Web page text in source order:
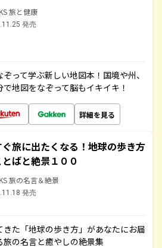
旅と健康
発売
って学ぶ新しい地図本！国境や州、
地図をなぞって脳もイキイキ！
詳細を見る
旅に出たくなる！地球の歩き方
ばと絶景１００
旅の名言＆絶景
発売
た「地球の歩き方」があなたにお届
の名言と癒やしの絶景集